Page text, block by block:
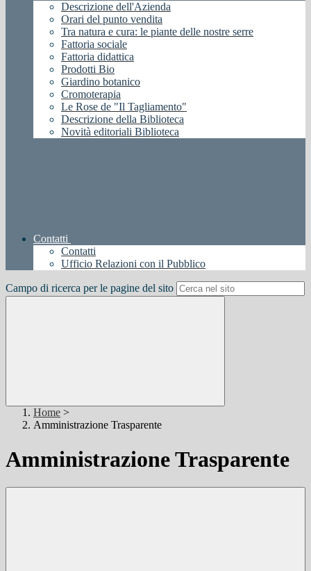
Descrizione dell'Azienda
Orari del punto vendita
Tra natura e cura: le piante delle nostre serre
Fattoria sociale
Fattoria didattica
Prodotti Bio
Giardino botanico
Cromoterapia
Le Rose de "Il Tagliamento"
Descrizione della Biblioteca
Novità editoriali Biblioteca
Contatti
Contatti
Ufficio Relazioni con il Pubblico
Campo di ricerca per le pagine del sito
Home >
Amministrazione Trasparente
Amministrazione Trasparente